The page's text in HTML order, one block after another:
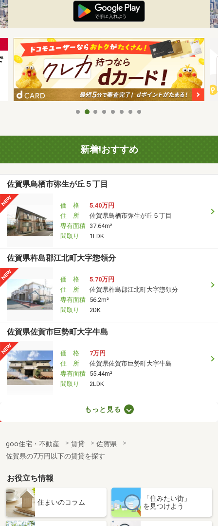
新着!おすすめ
佐賀県鳥栖市弥生が丘５丁目
価 格
5.40万円
住 所
佐賀県鳥栖市弥生が丘５丁目
専有面積 37.64m²
間取り
1LDK
佐賀県杵島郡江北町大字惣領分
価 格
5.70万円
住 所
佐賀県杵島郡江北町大字惣領分
専有面積 56.2m²
間取り
2DK
佐賀県佐賀市巨勢町大字牛島
価 格
7万円
住 所
佐賀県佐賀市巨勢町大字牛島
専有面積 55.44m²
間取り
2LDK
佐賀県佐賀市大和町大字尼寺
専有面積
50.33m²
間取り
1LDK
佐賀県小城市三日月町樋口
価 格
5.40万円
佐賀県小城市三日月町樋口
専有面積 51.66m²
もっと見る
goo住宅・不動産 賃貸
佐賀県
佐賀県の7万円以下の賃貸を探す
お役立ち情報
住まいのコラム
「住みたい街」
を見つけよう